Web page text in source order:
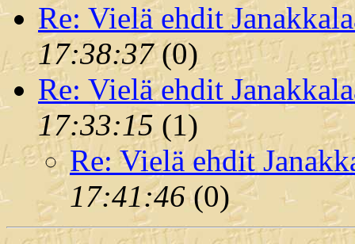
Re: Vielä ehdit
17:38:37(0)
Re: Vielä ehdit
17:33:15 (1)
Re: Vielä ehdit
17:41:46(0)